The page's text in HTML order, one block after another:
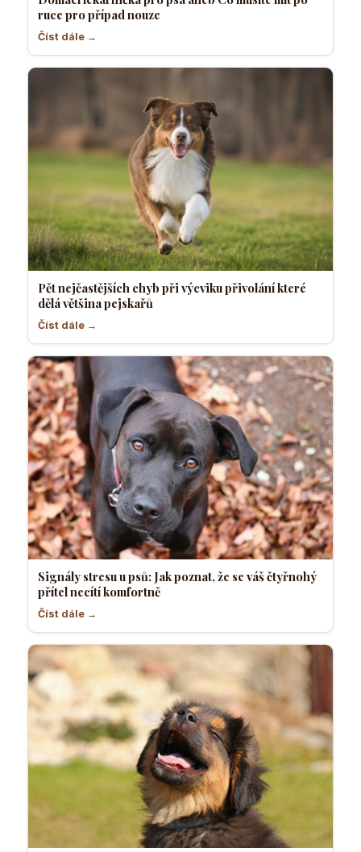
ruce pro případ nouze
Číst dále →
Pět nejčastějších chyb při výcviku přivolání které
dělá většina pejskařů
Číst dále →
Signály stresu u psů: Jak poznat, že se váš čtyřnohý
přítel necítí komfortně
Číst dále →